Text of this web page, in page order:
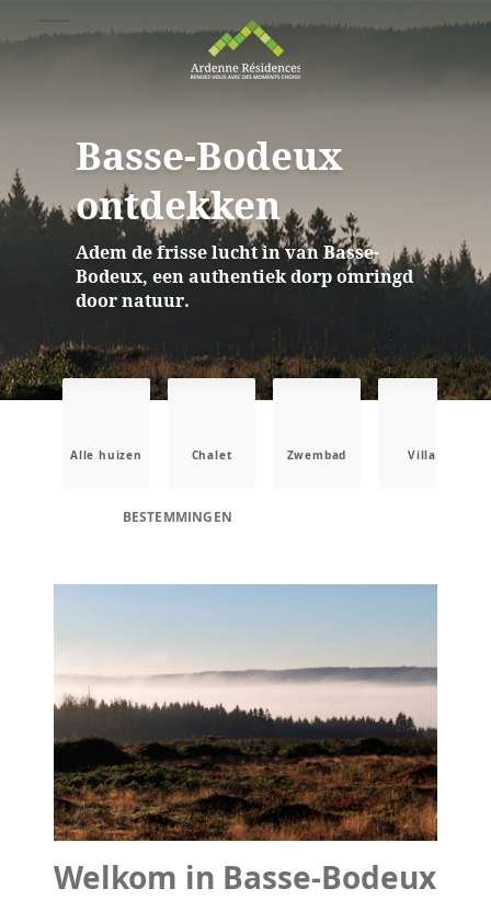
Basse-Bodeux
ontdekken
Adem de frisse lucht in van Basse-
Bodeux, een authentiek dorp omringd
door natuur.
Alle huizen Chalet Zwembad Villa
BESTEMMINGEN
Welkom in Basse-Bodeux